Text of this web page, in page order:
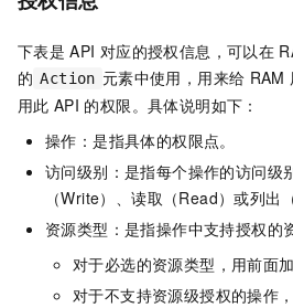
下表是 API 对应的授权信息，可以在
的 Action 元素中使用，用来给 RAM
用此 API 的权限。具体说明如下：
操作：是指具体的权限点。
访问级别：是指每个操作的访问级
（Write）、读取（Read）或列出
资源类型：是指操作中支持授权的
对于必选的资源类型，用前面加
对于不支持资源级授权的操作